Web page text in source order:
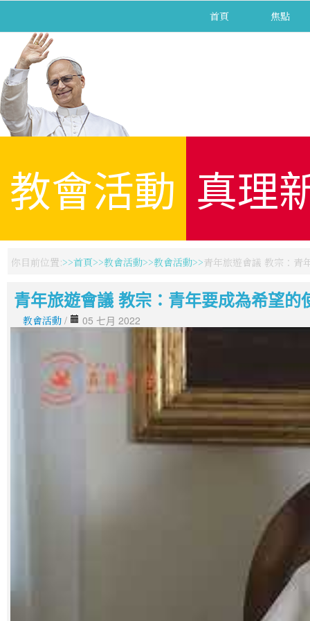
首頁 焦點
教會活動 真理
你目前位置: 首頁 教會活動 教會活動 青年旅遊會議 教宗：青
青年旅遊會議 教宗：青年要成為希望的
教會活動 / 05 七月 2022